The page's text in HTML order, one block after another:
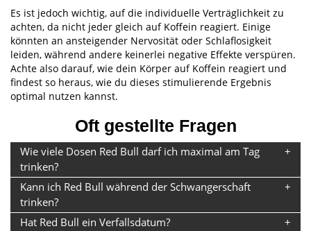
Es ist jedoch wichtig, auf die individuelle Verträglichkeit zu
achten, da nicht jeder gleich auf Koffein reagiert. Einige
könnten an ansteigender Nervosität oder Schlaflosigkeit
leiden, während andere keinerlei negative Effekte verspüren.
Achte also darauf, wie dein Körper auf Koffein reagiert und
findest so heraus, wie du dieses stimulierende Ergebnis
optimal nutzen kannst.
Oft gestellte Fragen
Wie viele Dosen Red Bull darf ich maximal am Tag
trinken?
Kann ich Red Bull während der Schwangerschaft
trinken?
Hat Red Bull ein Verfallsdatum?